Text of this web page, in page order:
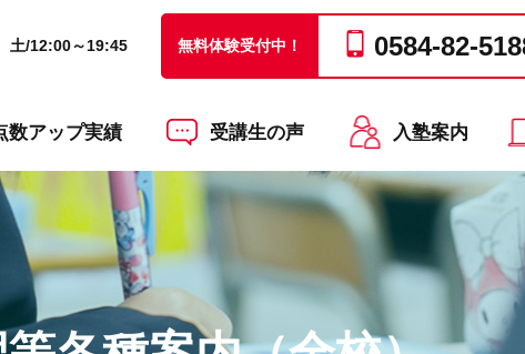
土/12:00～19:45 無料体験受付中！ 0584-82-
数アップ実績 受講生の声 入塾案内